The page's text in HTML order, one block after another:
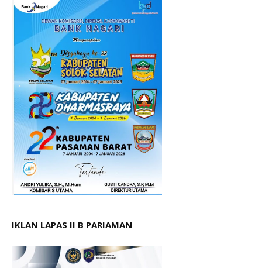
IKLAN LAPAS II B PARIAMAN